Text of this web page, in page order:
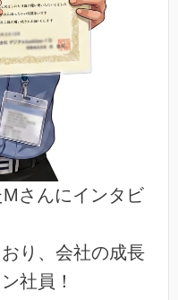
さんにインタビ
り、会社の成長
社員！